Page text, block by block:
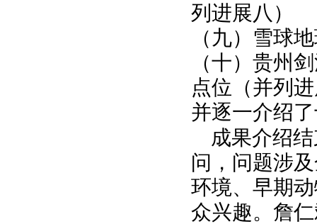
列进展八）
（九）雪球
（十）贵州
点位（并列
并逐一介绍
成果介绍
问，问题涉
环境、早期
众兴趣。詹